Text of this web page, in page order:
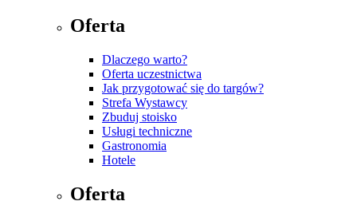
Oferta
Dlaczego warto?
Oferta uczestnictwa
Jak przygotować się do targów?
Strefa Wystawcy
Zbuduj stoisko
Usługi techniczne
Gastronomia
Hotele
Oferta